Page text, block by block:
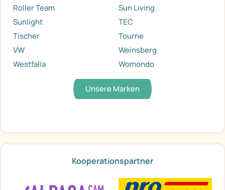
Roller Team
Sun Living
Sunlight
TEC
Tischer
Tourne
VW
Weinsberg
Westfalia
Womondo
Unsere Marken
Kooperationspartner